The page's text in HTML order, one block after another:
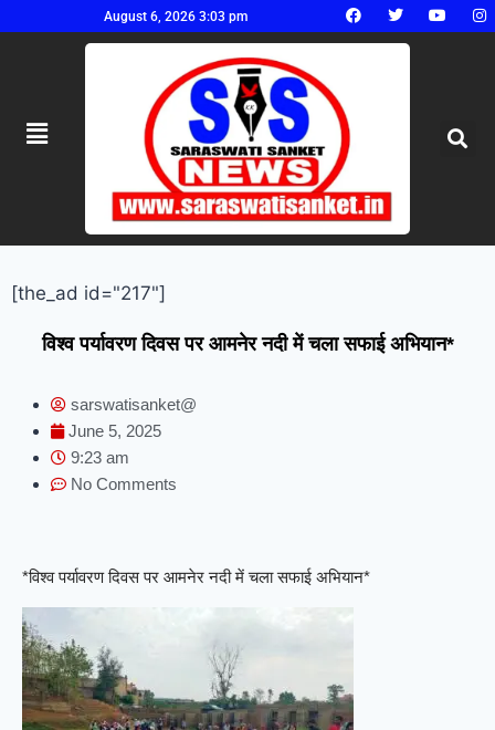
August 6, 2026 3:03 pm
[the_ad id="217"]
विश्व पर्यावरण दिवस पर आमनेर नदी में चला सफाई अभियान*
sarswatisanket@
June 5, 2025
9:23 am
No Comments
*विश्व पर्यावरण दिवस पर आमनेर नदी में चला सफाई अभियान*